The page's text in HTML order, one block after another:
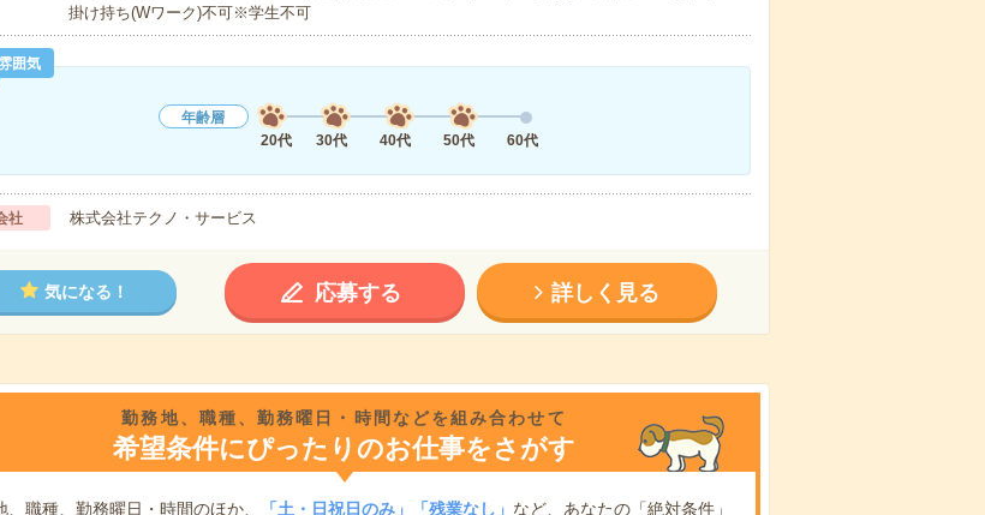
掛け持ち(Wワーク)不可※学生不可
囲気
年齢層
20代
30代 40代 50代 60代
社 株式会社テクノ・サービス
気になる！ 応募する 詳しく見る
勤務地、職種、勤務曜日・時間などを組み合わせて
希望条件にぴったりのお仕事をさがす
、職種、勤務曜日・時間のほか、 「土・日祝日のみ」「残業なし」 など、あなたの「絶対条件」